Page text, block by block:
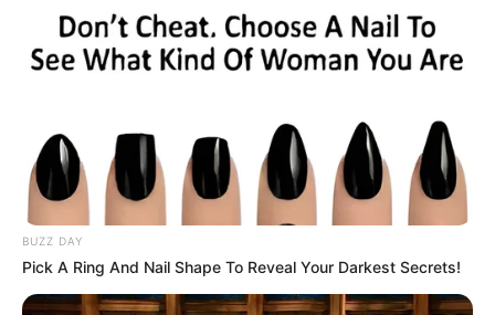
BUZZ DAY
Pick A Ring And Nail Shape To Reveal Your Darkest Secrets!